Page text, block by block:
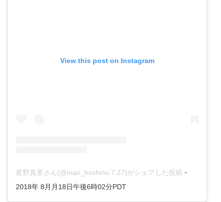
View this post on Instagram
星野真里さん(@mari_hoshino.7.27)がシェアした投稿 -
2018年 8月月18日午後6時02分PDT